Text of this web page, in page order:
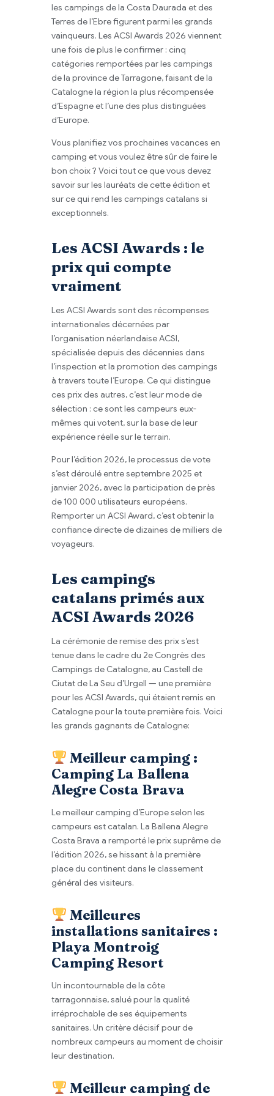
les campings de la Costa Daurada et des
Terres de l’Ebre figurent parmi les grands
vainqueurs. Les ACSI Awards 2026 viennent
une fois de plus le confirmer : cinq
catégories remportées par les campings
de la province de Tarragone, faisant de la
Catalogne la région la plus récompensée
d’Espagne et l’une des plus distinguées
d’Europe.
Vous planifiez vos prochaines vacances en
camping et vous voulez être sûr de faire le
bon choix ? Voici tout ce que vous devez
savoir sur les lauréats de cette édition et
sur ce qui rend les campings catalans si
exceptionnels.
Les ACSI Awards : le
prix qui compte
vraiment
Les ACSI Awards sont des récompenses
internationales décernées par
l’organisation néerlandaise ACSI,
spécialisée depuis des décennies dans
l’inspection et la promotion des campings
à travers toute l’Europe. Ce qui distingue
ces prix des autres, c’est leur mode de
sélection : ce sont les campeurs eux-
mêmes qui votent, sur la base de leur
expérience réelle sur le terrain.
Pour l’édition 2026, le processus de vote
s’est déroulé entre septembre 2025 et
janvier 2026, avec la participation de près
de 100 000 utilisateurs européens.
Remporter un ACSI Award, c’est obtenir la
confiance directe de dizaines de milliers de
voyageurs.
Les campings
catalans primés aux
ACSI Awards 2026
La cérémonie de remise des prix s’est
tenue dans le cadre du 2e Congrès des
Campings de Catalogne, au Castell de
Ciutat de La Seu d’Urgell — une première
pour les ACSI Awards, qui étaient remis en
Catalogne pour la toute première fois. Voici
les grands gagnants de Catalogne:
Meilleur camping :
Camping La Ballena
Alegre Costa Brava
Le meilleur camping d’Europe selon les
campeurs est catalan. La Ballena Alegre
Costa Brava a remporté le prix suprême de
l’édition 2026, se hissant à la première
place du continent dans le classement
général des visiteurs.
Meilleures
installations sanitaires :
Playa Montroig
Camping Resort
Un incontournable de la côte
tarragonnaise, salué pour la qualité
irréprochable de ses équipements
sanitaires. Un critère décisif pour de
nombreux campeurs au moment de choisir
leur destination.
Meilleur camping de